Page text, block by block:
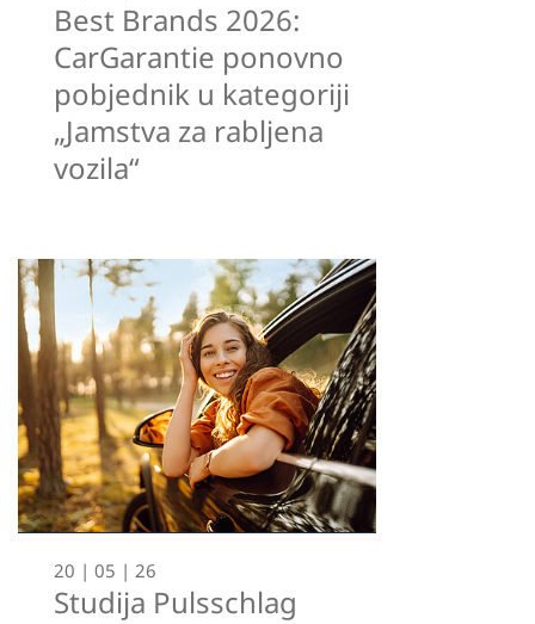
Best Brands 2026:
CarGarantie ponovno
pobjednik u kategoriji
„Jamstva za rabljena
vozila“
20 | 05 | 26
Studija Pulsschlag